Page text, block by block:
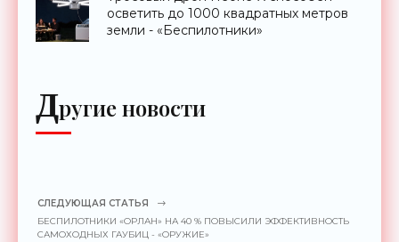
осветить до 1000 квадратных метров
земли - «Беспилотники»
Другие новости
СЛЕДУЮЩАЯ СТАТЬЯ
БЕСПИЛОТНИКИ «ОРЛАН» НА 40 % ПОВЫСИЛИ ЭФФЕКТИВНОСТЬ
САМОХОДНЫХ ГАУБИЦ - «ОРУЖИЕ»